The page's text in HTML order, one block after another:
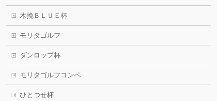
木挽ＢＬＵＥ杯
モリタゴルフ
ダンロップ杯
モリタゴルフコンペ
ひとつせ杯